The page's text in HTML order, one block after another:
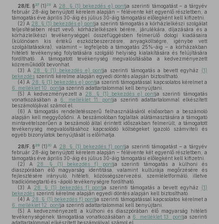
28/E. §27 (1) 28 A 28. § (1) bekezdés e) pontja szerinti támogatást – a tárgyév
február 28-áig benyújtott kérelem alapján – félévente két egyenlő részletben, a
támogatás éve április 30-áig és július 30-áig támogatási előlegként kell kifizetni.
(2) A 28. § (1) bekezdés e) pontja szerinti támogatás a kórházlelkészi szolgálat
teljesítésében részt vevő, kórházlelkészek bérére, járulékára, díjazására és a
kórházlelkészi tevékenységgel összefüggésben felmerülő dologi kiadásaira
(különösen kis értékű eszközbeszerzésre, anyagköltségre, igénybe vett
szolgáltatásokra), valamint – legfeljebb a támogatás 25%-áig – a kórházakban
hitéleti tevékenység folytatására szolgáló helyiség kialakítására és felújítására
fordítható. A támogatott tevékenység megvalósításába a kedvezményezett
közreműködőt bevonhat.
(3) A 28. § (1) bekezdés e) pontja szerinti támogatás a bevett egyház (1)
bekezdés szerinti kérelme alapján egyedi döntés alapján biztosítható.
(4) A 28. § (1) bekezdés e) pontja szerinti támogatással kapcsolatos kérelmet a
6. melléklet 10. pontja szerinti adattartalommal kell benyújtani.
(5) A kedvezményezett a 28. § (1) bekezdés e) pontja szerinti támogatás
vonatkozásában a 6. melléklet 11. pontja szerinti adattartalommal elkészített
beszámolójával számol el.
(6) A támogatás rendeltetésszerű felhasználásáról elsősorban a beszámoló
alapján kell meggyőződni. A beszámolóban foglaltak alátámasztására a támogató
mintavételszerűen a beszámoló által érintett időszakban felmerült, a támogatott
tevékenység megvalósításához kapcsolódó költségeket igazoló számviteli és
egyéb bizonylatok benyújtását is előírhatja.
28/F. §29 (1) 30A 28. § (1) bekezdés f) pontja szerinti támogatást – a tárgyév
február 28-áig benyújtott kérelem alapján – félévente két egyenlő részletben, a
támogatás éve április 30-áig és július 30-áig támogatási előlegként kell kifizetni.
(2) A 28. § (1) bekezdés f) pontja szerinti támogatás a külhoni és
diaszpórában élő magyarság identitása, valamint kultúrája megőrzésére és
fejlesztésére irányuló, hitéleti, közösségszervezési, szemléletformáló, illetve
tradíciómegtartó és -ápoló tevékenységre fordítható.
(3) A 28. § (1) bekezdés f) pontja szerinti támogatás a bevett egyház (1)
bekezdés szerinti kérelme alapján egyedi döntés alapján kell biztosítható.
(4) A 28. § (1) bekezdés f) pontja szerinti támogatással kapcsolatos kérelmet a
6. melléklet 12. pontja szerinti adattartalommal kell benyújtani.
(5) A kedvezményezett a külhoni és diaszpórában élő magyarság hitéleti
tevékenységének támogatása vonatkozásában a 6. melléklet 13. pontja szerinti
adattartalommal elkészített beszámolóval számol el.